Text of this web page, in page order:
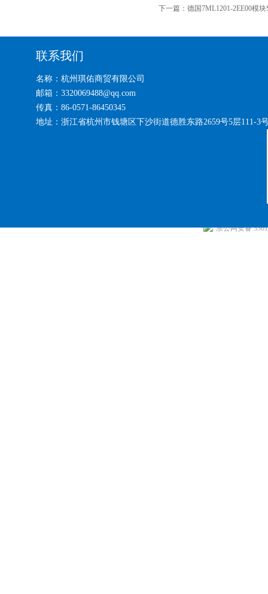
下一篇： 德国7ML1201-2EE00模
联系我们
名称：杭州琪佑商贸有限公司
邮箱：3320069488@qq.com
传真：86-0571-86450345
地址：浙江省杭州市钱塘区下沙街道德胜东路2659号5层111-3
浙公网安备